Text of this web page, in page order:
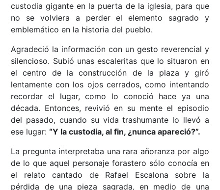
custodia gigante en la puerta de la iglesia, para que
no se volviera a perder el elemento sagrado y
emblemático en la historia del pueblo.
Agradeció la información con un gesto reverencial y
silencioso. Subió unas escaleritas que lo situaron en
el centro de la construcción de la plaza y giró
lentamente con los ojos cerrados, como intentando
recordar el lugar, como lo conoció hace ya una
década. Entonces, revivió en su mente el episodio
del pasado, cuando su vida trashumante lo llevó a
ese lugar:“Y la custodia, al fin, ¿nunca apareció?”.
La pregunta interpretaba una rara añoranza por algo
de lo que aquel personaje forastero sólo conocía en
el relato cantado de Rafael Escalona sobre la
pérdida de una pieza sagrada, en medio de una